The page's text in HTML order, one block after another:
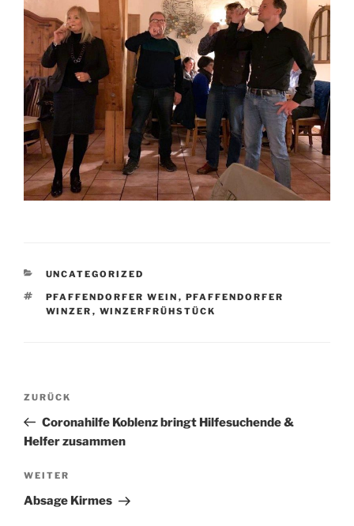
KATEGORIEN
UNCATEGORIZED
SCHLAGWÖRTER
PFAFFENDORFER WEIN , PFAFFENDORFER
WINZER , WINZERFRÜHSTÜCK
Beitragsnavigation
Vorheriger
Beitrag
ZURÜCK
Coronahilfe Koblenz bringt Hilfesuchende &
Helfer zusammen
Nächster
Beitrag
WEITER
Absage Kirmes